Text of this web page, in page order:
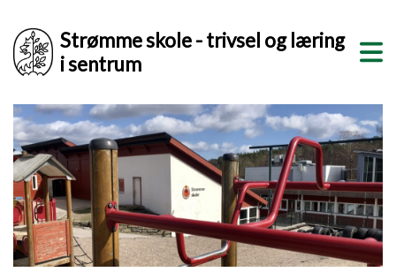
Strømme skole - trivsel og læring
i sentrum